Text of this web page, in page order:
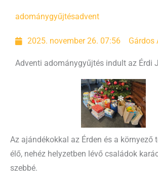
adománygyűjtésadvent
2025. november 26. 07:56 Gárdos
Adventi adománygyűjtés indult az Érdi
Az ajándékokkal az Érden és a környező
élő, nehéz helyzetben lévő családok
szebbé.